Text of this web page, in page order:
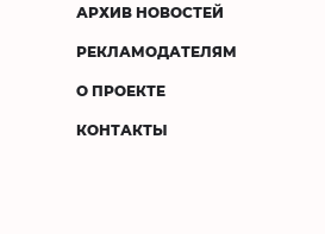
АРХИВ НОВОСТЕЙ
РЕКЛАМОДАТЕЛЯМ
О ПРОЕКТЕ
КОНТАКТЫ